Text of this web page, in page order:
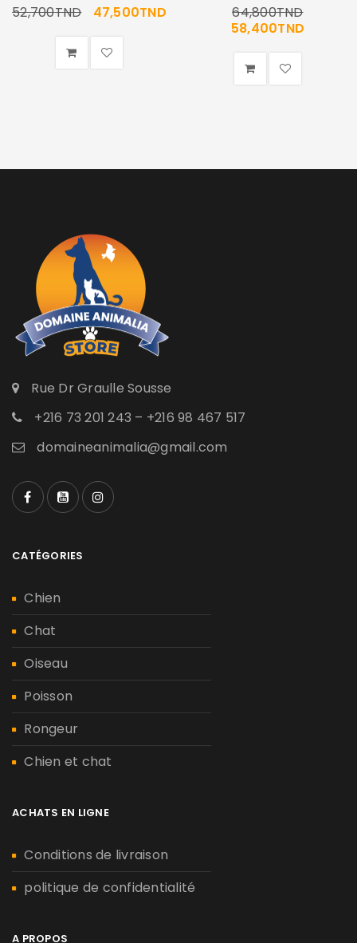
52,700TND 47,500TND 64,800TND
58,400TND
Rue Dr Graulle Sousse
+216 73 201 243 – +216 98 467 517
domaineanimalia@gmail.com
CATÉGORIES
Chien
Chat
Oiseau
Poisson
Rongeur
Chien et chat
ACHATS EN LIGNE
Conditions de livraison
politique de confidentialité
A PROPOS